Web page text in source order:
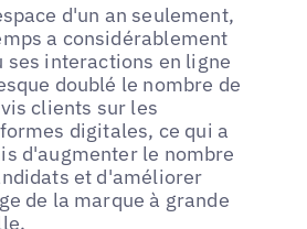
d'un an seulement,
a considérablement
ses interactions en ligne
doublé le nombre de
clients sur les
digitales, ce qui a
d'augmenter le nombre
et d'améliorer
de la marque à grande